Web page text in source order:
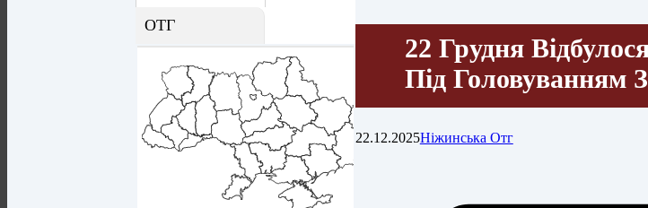
ОТГ
22 Грудня
Під Головуванням
22.12.2025Ніжинська Отг